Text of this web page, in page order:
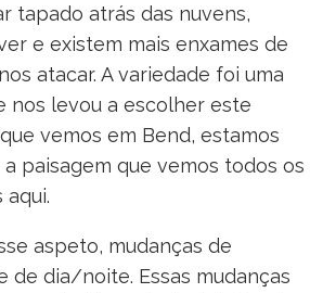
tapado atrás das nuvens,
e existem mais enxames de
atacar. A variedade foi uma
nos levou a escolher este
vemos em Bend, estamos
paisagem que vemos todos os
aqui.
aspeto, mudanças de
de dia/noite. Essas mudanças